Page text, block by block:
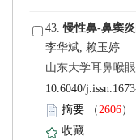
43.
山东大学耳鼻喉
10.6040/